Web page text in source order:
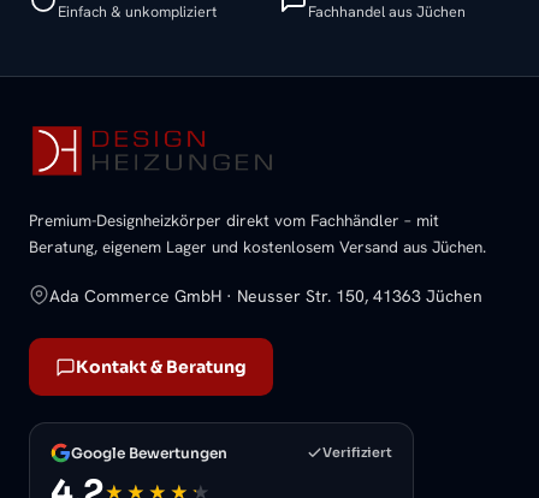
Einfach & unkompliziert Fachhandel aus Jüchen
Premium-Designheizkörper direkt vom Fachhändler – mit
Beratung, eigenem Lager und kostenlosem Versand aus Jüchen.
Ada Commerce GmbH · Neusser Str. 150, 41363 Jüchen
Kontakt & Beratung
Google Bewertungen Verifiziert